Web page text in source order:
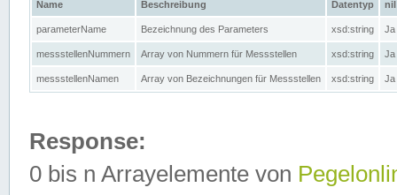
Name Beschreibung Datentyp nil
parameterName Bezeichnung des Parameters xsd:string Ja
messstellenNummern Array von Nummern für Messstellen xsd:string Ja
messstellenNamen Array von Bezeichnungen für Messstellen xsd:string Ja
Response:
0 bis n Arrayelemente von